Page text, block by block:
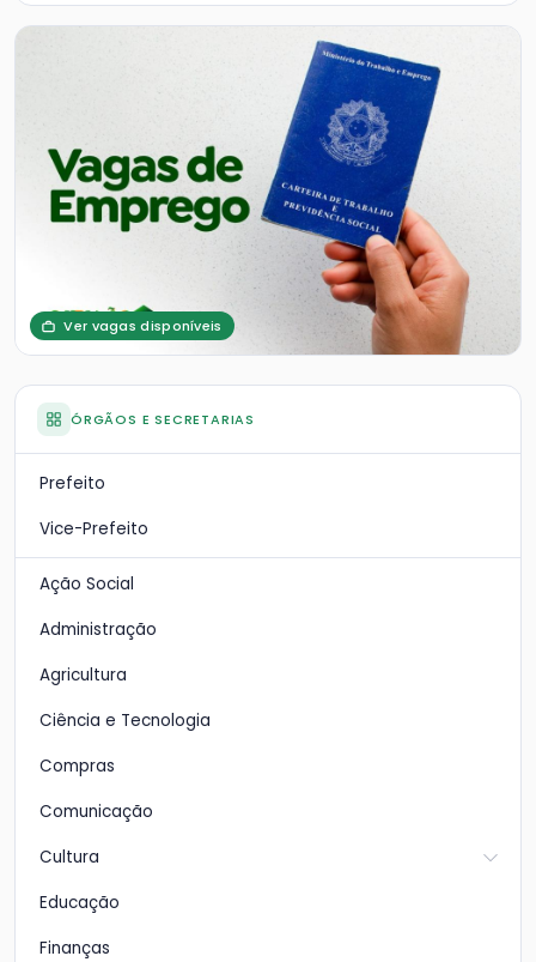
Ver vagas disponíveis
ÓRGÃOS E SECRETARIAS
Prefeito
Vice-Prefeito
Ação Social
Administração
Agricultura
Ciência e Tecnologia
Compras
Comunicação
Cultura
Educação
Finanças